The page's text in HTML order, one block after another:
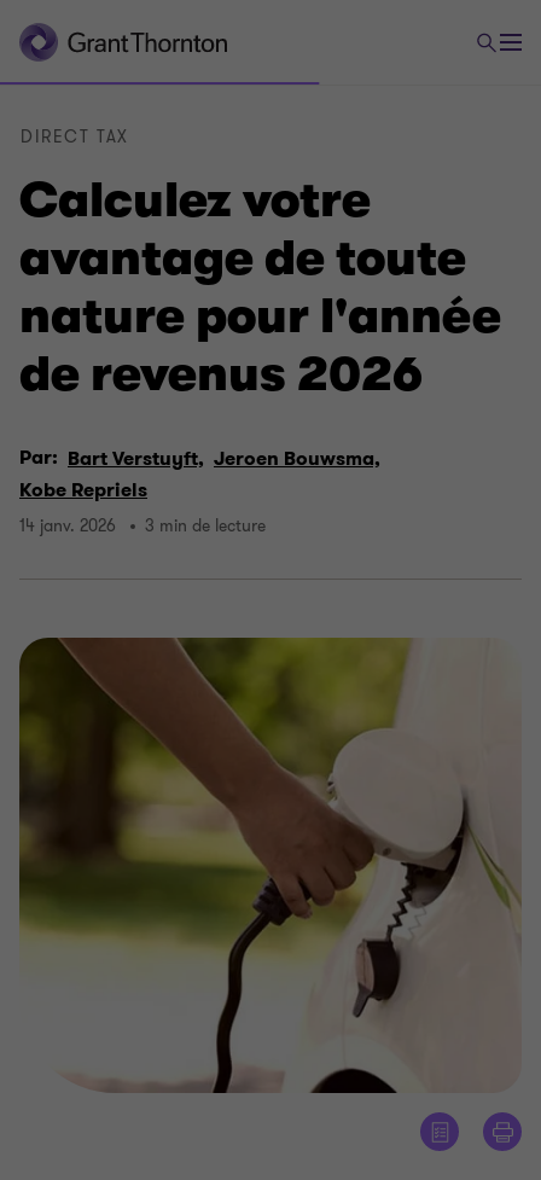
Calculez votre
avantage de toute
nature pour l'année
de revenus 2026
DIRECT TAX
Par: Bart Verstuyft, Jeroen Bouwsma,
Kobe Repriels
14 janv. 2026 3 min de lecture